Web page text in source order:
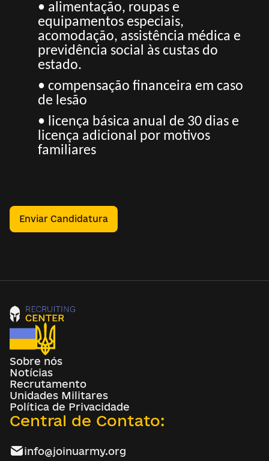
• alimentação, roupas e
equipamentos especiais,
acomodação, assistência médica e
previdência social às custas do
estado.
• compensação financeira em caso
de lesão
• licença básica anual de 30 dias e
licença adicional por motivos
familiares
Enviar Candidatura
Sobre nós
Notícias
Recrutamento
Unidades Militares
Política de Privacidade
Central de Contato:
info@joinuarmy.org